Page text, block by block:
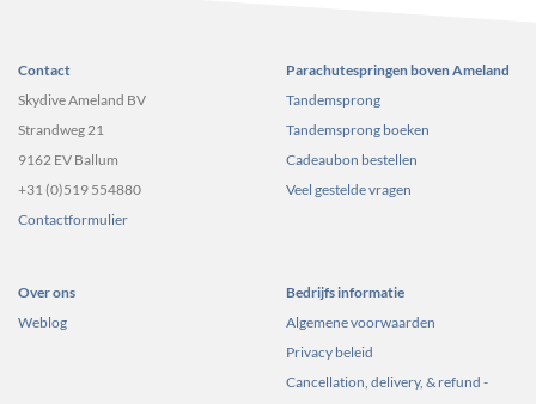
Contact
Skydive Ameland BV
Strandweg 21
9162 EV Ballum
+31 (0)519 554880
Contactformulier
Parachutespringen boven Ameland
Tandemsprong
Tandemsprong boeken
Cadeaubon bestellen
Veel gestelde vragen
Over ons
Weblog
Bedrijfs informatie
Algemene voorwaarden
Privacy beleid
Cancellation, delivery, & refund -